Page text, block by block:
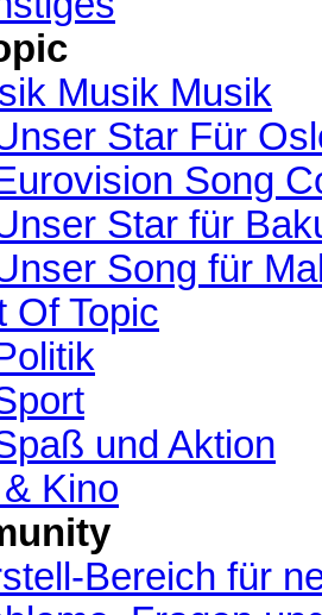
Musik Musik
Star Für
Song
Star für
Song für
Of Topic
und Aktion
Kino
Bereich für